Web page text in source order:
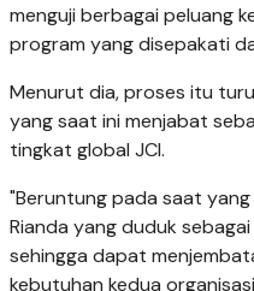
menguji berbagai peluang
program yang disepakati
Menurut dia, proses itu
yang saat ini menjabat
tingkat global JCI.
"Beruntung pada saat yang
Rianda yang duduk
sehingga dapat
kebutuhan kedua